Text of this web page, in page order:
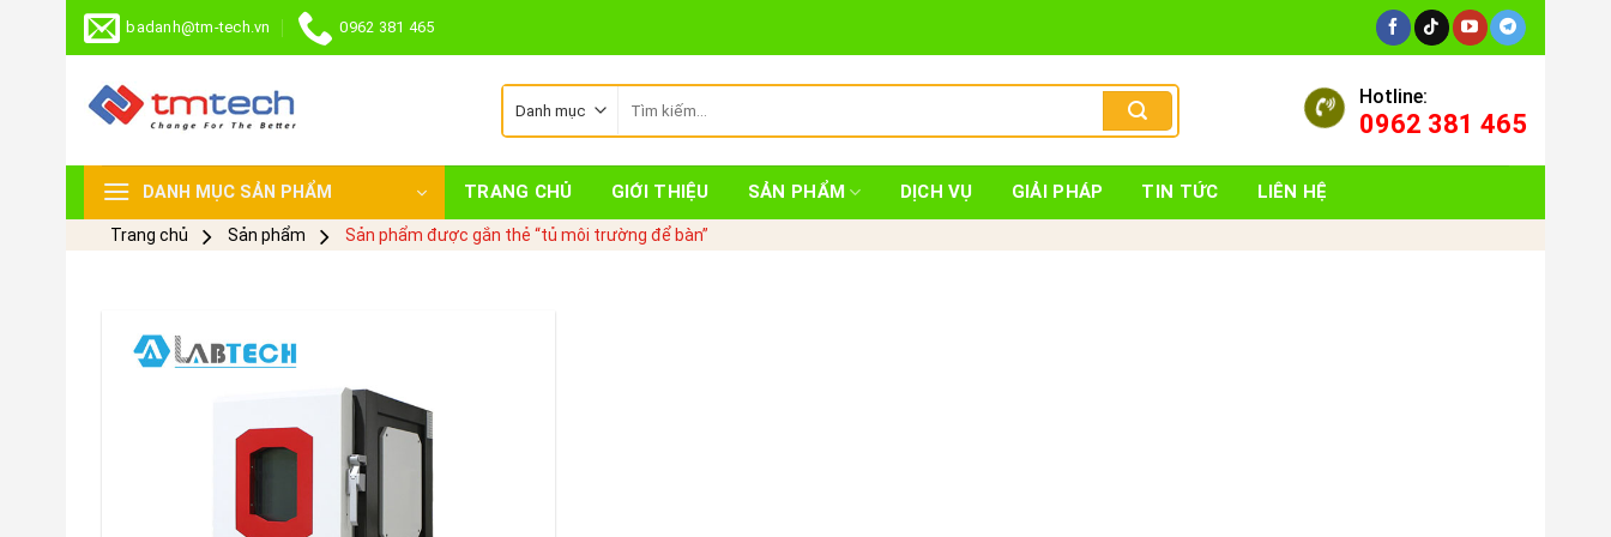
Skip
badanh@tm-tech.vn 0962 381 465
kiếm:
Hotline:
0962 381 465
DANH MỤC SẢN PHẨM TRANG CHỦ GIỚI THIỆU SẢN PHẨM DỊCH VỤ GIẢI PHÁP TIN TỨC LIÊN HỆ
Trang chủ Sản phẩm Sản phẩm được gắn thẻ “tủ môi trường để bàn”